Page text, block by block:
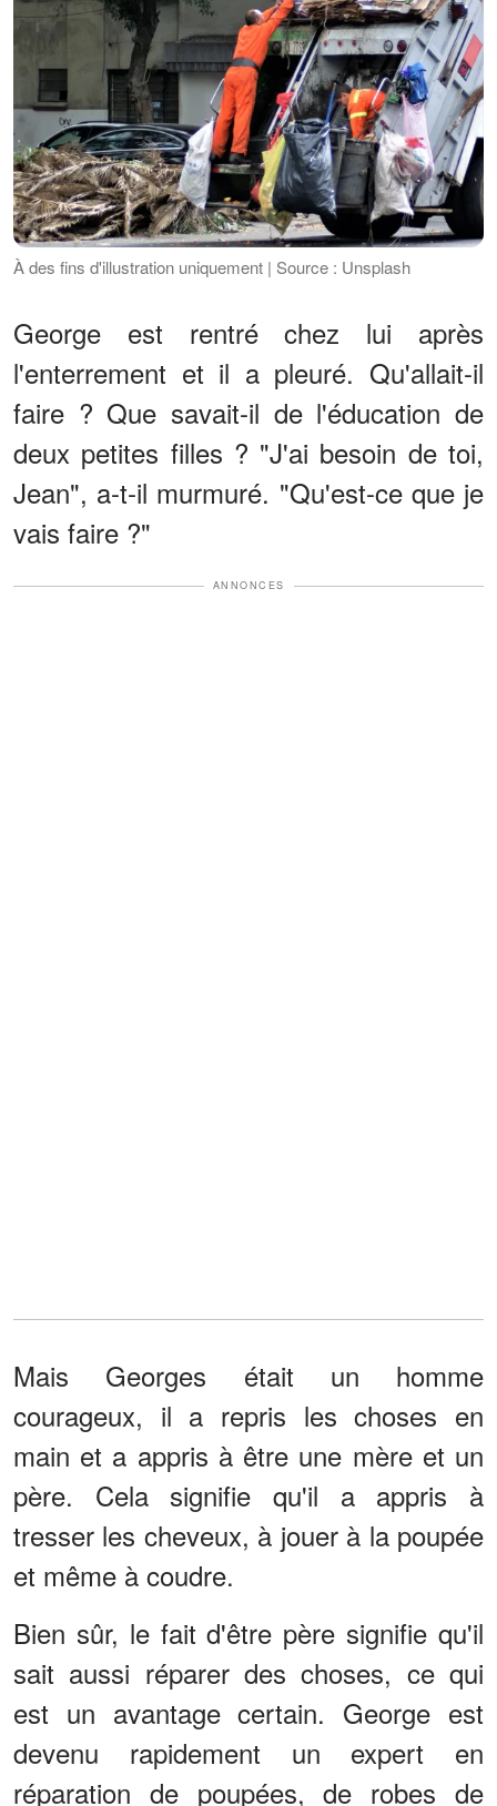
À des fins d'illustration uniquement | Source : Unsplash
George est rentré chez lui après
l'enterrement et il a pleuré. Qu'allait-il
faire ? Que savait-il de l'éducation de
deux petites filles ? "J'ai besoin de toi,
Jean", a-t-il murmuré. "Qu'est-ce que je
vais faire ?"
ANNONCES
Mais Georges était un homme
courageux, il a repris les choses en
main et a appris à être une mère et un
père. Cela signifie qu'il a appris à
tresser les cheveux, à jouer à la poupée
et même à coudre.
Bien sûr, le fait d'être père signifie qu'il
sait aussi réparer des choses, ce qui
est un avantage certain. George est
devenu rapidement un expert en
réparation de poupées, de robes de